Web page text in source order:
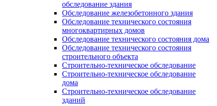
обследование здания
Обследование железобетонного здания
Обследование технического состояния
многоквартирных домов
Обследование технического состояния дома
Обследование технического состояния
строительного объекта
Строительно-техническое обследование
Строительно-техническое обследование
дома
Строительно-техническое обследование
зданий